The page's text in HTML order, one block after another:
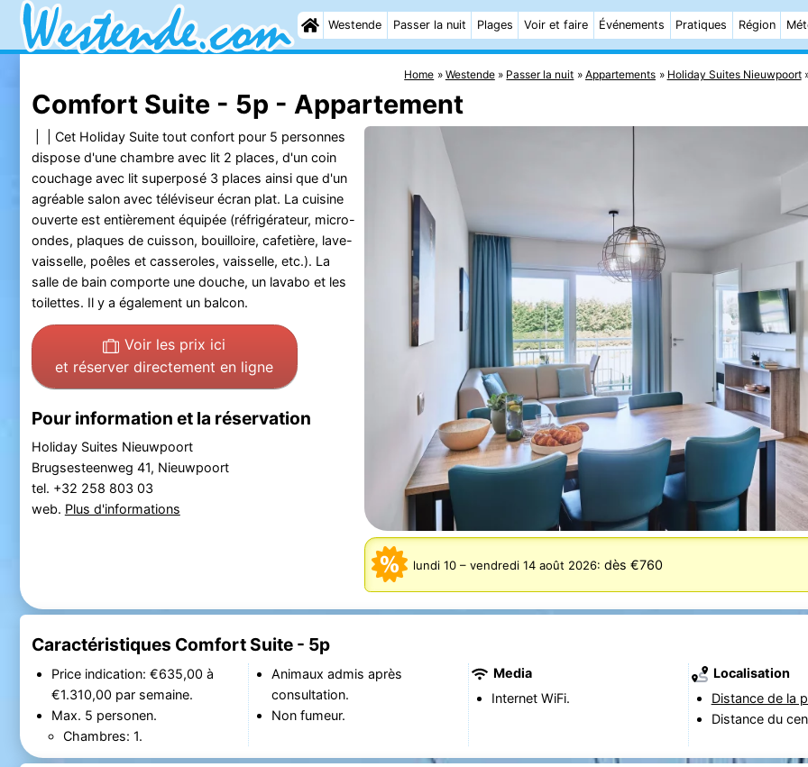
Westende Passer la nuit Plages Voir et faire Événements Pratiques Région
Home Westende Passer la nuit Appartements Holiday Suites Nieuwpoort
Comfort Suite - 5p - Appartement
lundi 10– vendredi 14 août 2026: dès €760
| | Cet Holiday Suite tout confort pour 5 personnes
dispose d'une chambre avec lit 2 places, d'un coin
couchage avec lit superposé 3 places ainsi que d'un
agréable salon avec téléviseur écran plat. La cuisine
ouverte est entièrement équipée (réfrigérateur, micro-
ondes, plaques de cuisson, bouilloire, cafetière, lave-
vaisselle, poêles et casseroles, vaisselle, etc.). La
salle de bain comporte une douche, un lavabo et les
toilettes. Il y a également un balcon.
Voir les prix ici
et réserver directement en ligne
Pour information et la réservation
Holiday Suites Nieuwpoort
Brugsesteenweg 41, Nieuwpoort
tel. +32 258 803 03
web. Plus d'informations
Caractéristiques Comfort Suite - 5p
Price indication: €635,00 à
€1.310,00 par semaine.
Max. 5 personen.
Chambres: 1.
Animaux admis après
consultation.
Non fumeur.
Media
Internet WiFi.
Localisation
Distance de la
Distance du